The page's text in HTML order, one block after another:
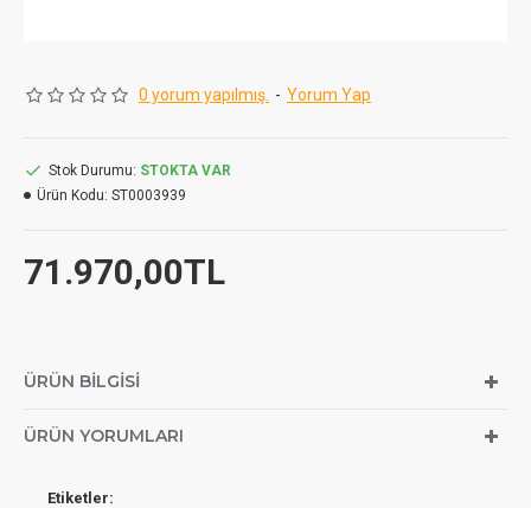
0 yorum yapılmış. - Yorum Yap
71.970,00TL
Stok Durumu: STOKTA VAR
Ürün Kodu: ST0003939
ÜRÜN BILGISI
ÜRÜN YORUMLARI
Etiketler: